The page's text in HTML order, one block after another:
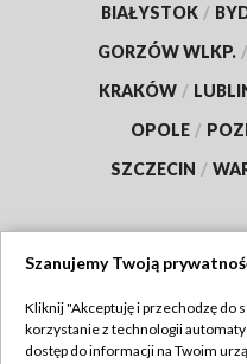
BIAŁYSTOK /
GORZÓW WLKP. /
KRAKÓW /
OPOLE /
SZCZECIN /
Szanujemy Twoją
Kliknij "Akceptuję i przechodzę do
korzystanie z technologii
dostęp do informacji na Twoim